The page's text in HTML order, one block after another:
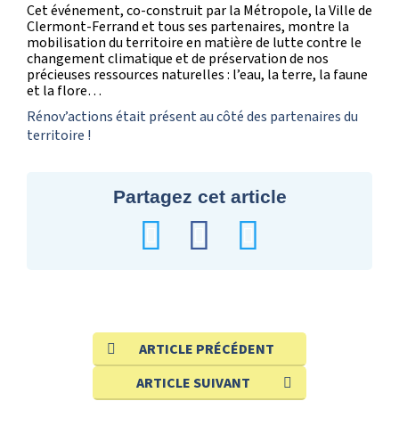
Cet événement, co-construit par la Métropole, la Ville de
Clermont-Ferrand et tous ses partenaires, montre la
mobilisation du territoire en matière de lutte contre le
changement climatique et de préservation de nos
précieuses ressources naturelles : l’eau, la terre, la faune
et la flore…
Rénov’actions était présent au côté des partenaires du
territoire !
Partagez cet article
ARTICLE PRÉCÉDENT
ARTICLE SUIVANT